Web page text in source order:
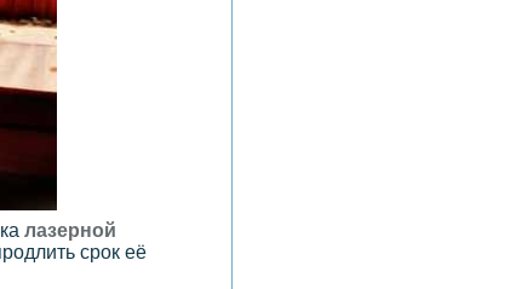
лазерной
срок её